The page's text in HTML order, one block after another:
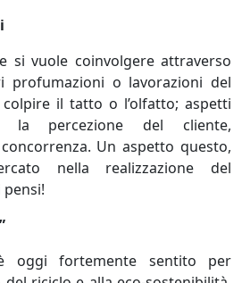
si vuole coinvolgere attraverso
profumazioni o lavorazioni del
il tatto o l’olfatto; aspetti
la percezione del cliente,
Un aspetto questo,
nella realizzazione del
oggi fortemente sentito per